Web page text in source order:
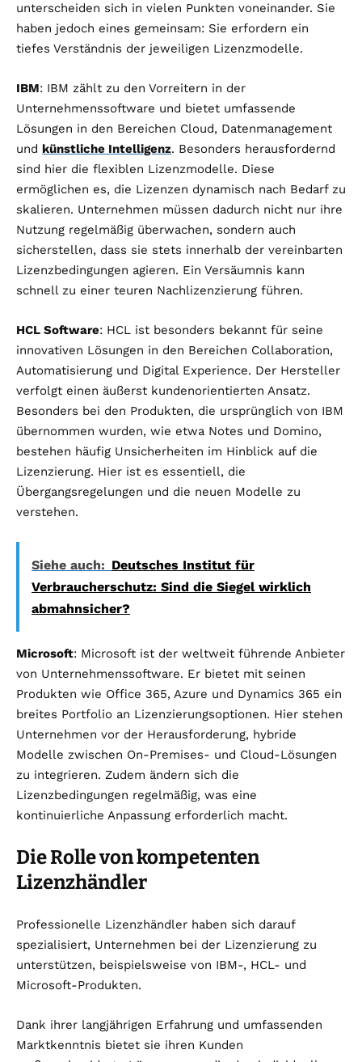
unterscheiden sich in vielen Punkten voneinander. Sie
haben jedoch eines gemeinsam: Sie erfordern ein
tiefes Verständnis der jeweiligen Lizenzmodelle.
IBM: IBM zählt zu den Vorreitern in der
Unternehmenssoftware und bietet umfassende
Lösungen in den Bereichen Cloud, Datenmanagement
und künstliche Intelligenz. Besonders herausfordernd
sind hier die flexiblen Lizenzmodelle. Diese
ermöglichen es, die Lizenzen dynamisch nach Bedarf zu
skalieren. Unternehmen müssen dadurch nicht nur ihre
Nutzung regelmäßig überwachen, sondern auch
sicherstellen, dass sie stets innerhalb der vereinbarten
Lizenzbedingungen agieren. Ein Versäumnis kann
schnell zu einer teuren Nachlizenzierung führen.
HCL Software: HCL ist besonders bekannt für seine
innovativen Lösungen in den Bereichen Collaboration,
Automatisierung und Digital Experience. Der Hersteller
verfolgt einen äußerst kundenorientierten Ansatz.
Besonders bei den Produkten, die ursprünglich von IBM
übernommen wurden, wie etwa Notes und Domino,
bestehen häufig Unsicherheiten im Hinblick auf die
Lizenzierung. Hier ist es essentiell, die
Übergangsregelungen und die neuen Modelle zu
verstehen.
Siehe auch: Deutsches Institut für
Verbraucherschutz: Sind die Siegel wirklich
abmahnsicher?
Microsoft: Microsoft ist der weltweit führende Anbieter
von Unternehmenssoftware. Er bietet mit seinen
Produkten wie Office 365, Azure und Dynamics 365 ein
breites Portfolio an Lizenzierungsoptionen. Hier stehen
Unternehmen vor der Herausforderung, hybride
Modelle zwischen On-Premises- und Cloud-Lösungen
zu integrieren. Zudem ändern sich die
Lizenzbedingungen regelmäßig, was eine
kontinuierliche Anpassung erforderlich macht.
Die Rolle von kompetenten
Lizenzhändler
Professionelle Lizenzhändler haben sich darauf
spezialisiert, Unternehmen bei der Lizenzierung zu
unterstützen, beispielsweise von IBM-, HCL- und
Microsoft-Produkten.
Dank ihrer langjährigen Erfahrung und umfassenden
Marktkenntnis bietet sie ihren Kunden